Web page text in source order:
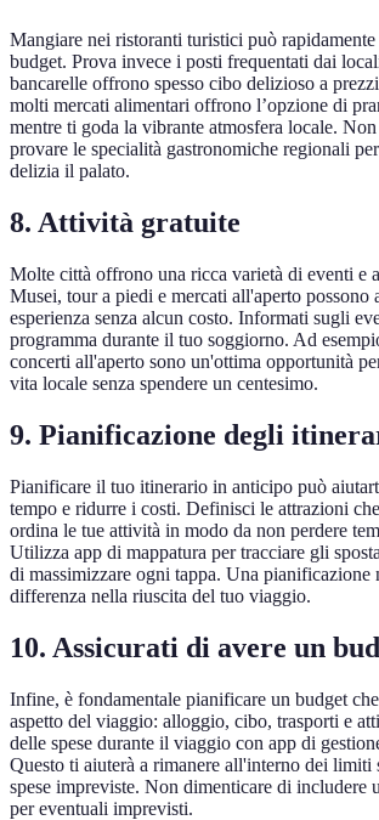
Mangiare nei ristoranti turistici può
budget. Prova invece i posti frequentati dai
bancarelle offrono spesso cibo delizioso a
molti mercati alimentari offrono l’opzione di
mentre ti goda la vibrante atmosfera locale.
provare le specialità gastronomiche regionali
delizia il palato.
8. Attività gratuite
Molte città offrono una ricca varietà di eventi e
Musei, tour a piedi e mercati all'aperto possono
esperienza senza alcun costo. Informati sugli
programma durante il tuo soggiorno. Ad
concerti all'aperto sono un'ottima opportunità
vita locale senza spendere un centesimo.
9. Pianificazione degli
Pianificare il tuo itinerario in anticipo può
tempo e ridurre i costi. Definisci le attrazioni
ordina le tue attività in modo da non perdere
Utilizza app di mappatura per tracciare gli
di massimizzare ogni tappa. Una pianificazione
differenza nella riuscita del tuo viaggio.
10. Assicurati di avere un
Infine, è fondamentale pianificare un budget
aspetto del viaggio: alloggio, cibo, trasporti e
delle spese durante il viaggio con app di
Questo ti aiuterà a rimanere all'interno dei limiti
spese impreviste. Non dimenticare di includere
per eventuali imprevisti.